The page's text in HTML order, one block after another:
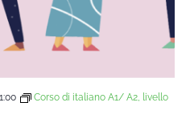
Corso di italiano A1/ A2, livello